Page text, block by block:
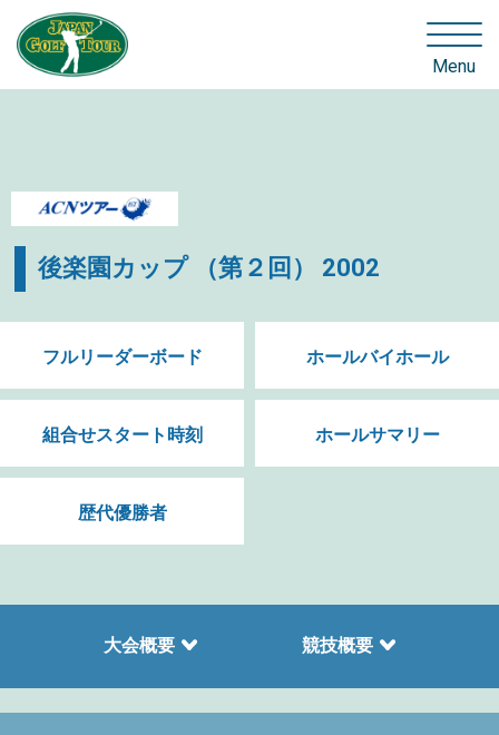
Menu
後楽園カップ （第２回） 2002
フルリーダーボード ホールバイホール
組合せスタート時刻 ホールサマリー
歴代優勝者
大会概要 競技概要